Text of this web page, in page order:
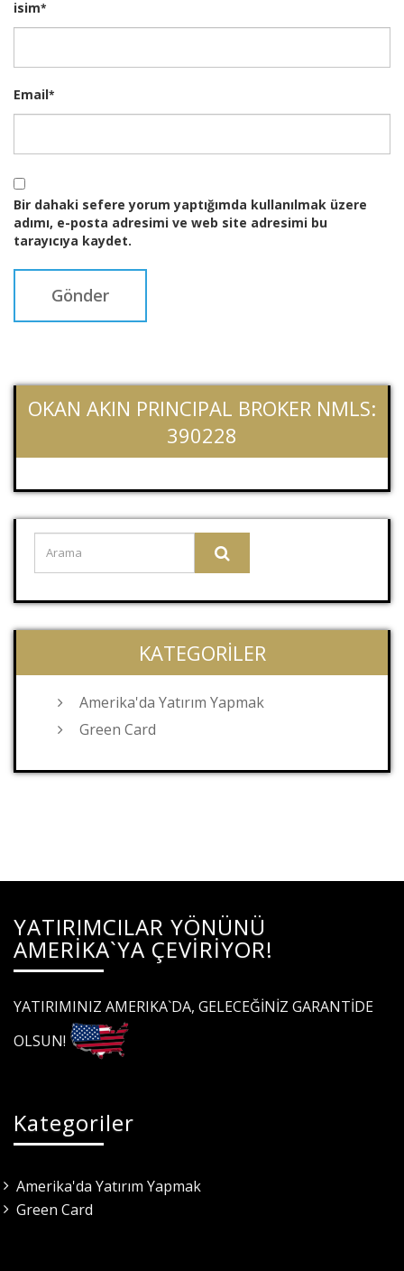
isim*
Email*
Bir dahaki sefere yorum yaptığımda kullanılmak üzere
adımı, e-posta adresimi ve web site adresimi bu
tarayıcıya kaydet.
OKAN AKIN PRINCIPAL BROKER NMLS:
390228
KATEGORILER
Amerika'da Yatırım Yapmak
Green Card
YATIRIMCILAR YÖNÜNÜ
AMERİKA`YA ÇEVİRİYOR!
YATIRIMINIZ AMERIKA`DA, GELECEĞİNİZ GARANTİDE
OLSUN!
Kategoriler
Amerika'da Yatırım Yapmak
Green Card